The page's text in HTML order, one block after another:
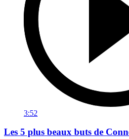
3:52
Les 5 plus beaux buts de